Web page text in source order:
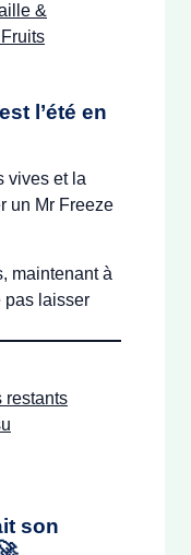
l’été en
vives et la
un Mr Freeze
maintenant à
pas laisser
son